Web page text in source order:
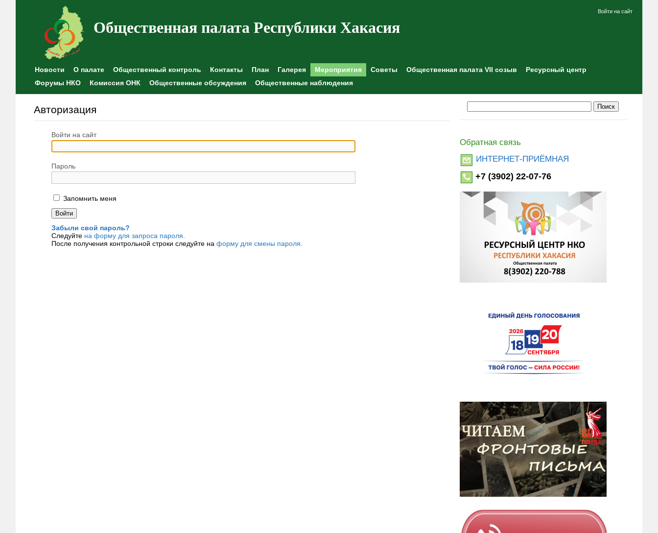
Общественная палата Республики Хакасия
Войти на сайт
Новости О палате Общественный контроль Контакты План Галерея Мероприятия Советы Общественная палата VII созыв
Ресурсный центр
Форумы НКО
Комиссия ОНК Общественные обсуждения Общественные наблюдения
Авторизация
Войти на сайт
Пароль
Запомнить меня
Забыли свой пароль?
Следуйте на форму для запроса пароля.
После получения контрольной строки следуйте на форму для смены пароля.
Обратная связь
ИНТЕРНЕТ-ПРИЁМНАЯ
+7 (3902) 22-07-76